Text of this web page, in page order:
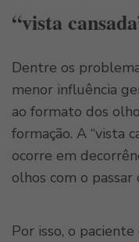
“vista
Dentre os
menor influência
ao formato dos
formação. A “vista
ocorre em
olhos com o passar
Por isso, o